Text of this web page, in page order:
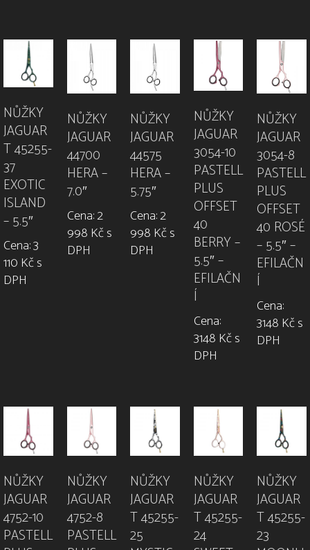
NŮŽKY
JAGUAR
T 45255-
37
EXOTIC
ISLAND
– 5.5″
Cena: 3
110 Kč s
DPH
NŮŽKY
JAGUAR
44700
HERA –
7.0″
Cena: 2
998 Kč s
DPH
NŮŽKY
JAGUAR
44575
HERA –
5.75″
Cena: 2
998 Kč s
DPH
NŮŽKY
JAGUAR
3054-10
PASTELL
PLUS
OFFSET
40
BERRY –
5.5″ –
EFILAČN
Í
Cena:
3148 Kč s
DPH
NŮŽKY
JAGUAR
3054-8
PASTELL
PLUS
OFFSET
40 ROSÉ
– 5.5″ –
EFILAČN
Í
Cena:
3148 Kč s
DPH
NŮŽKY
JAGUAR
4752-10
PASTELL
NŮŽKY
JAGUAR
4752-8
PASTELL
NŮŽKY
JAGUAR
T 45255-
25
NŮŽKY
JAGUAR
T 45255-
24
NŮŽKY
JAGUAR
T 45255-
23